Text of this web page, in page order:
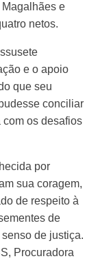
e
netos.
e o apoio
que seu
conciliar
com os desafios
por
sua coragem,
de respeito à
de
de justiça.
Procuradora